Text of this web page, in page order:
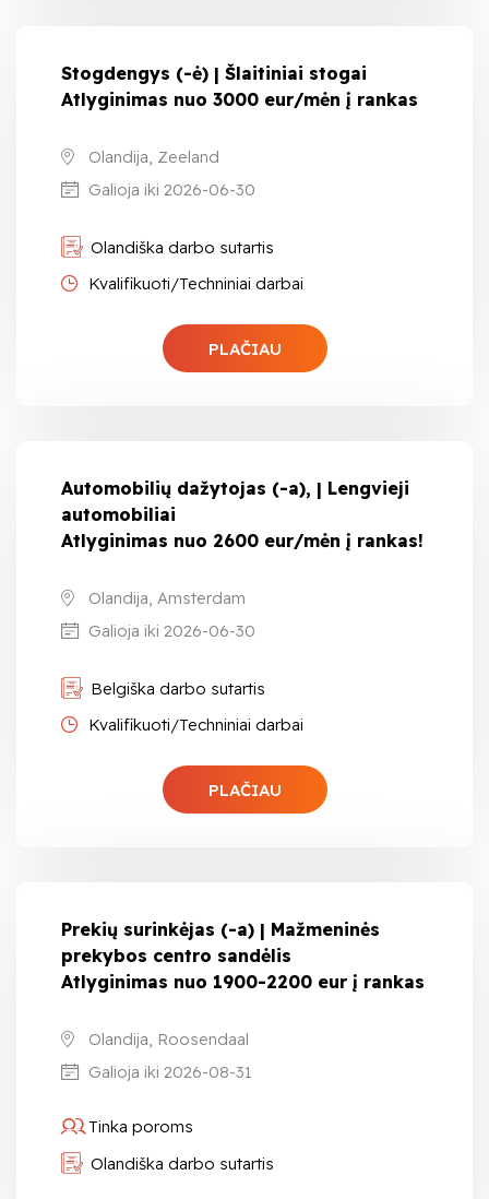
Stogdengys (-ė) | Šlaitiniai stogai
Atlyginimas nuo 3000 eur/mėn į rankas
Olandija, Zeeland
Galioja iki 2026-06-30
Olandiška darbo sutartis
Kvalifikuoti/Techniniai darbai
PLAČIAU
Automobilių dažytojas (-a), | Lengvieji
automobiliai
Atlyginimas nuo 2600 eur/mėn į rankas!
Olandija, Amsterdam
Galioja iki 2026-06-30
Belgiška darbo sutartis
Kvalifikuoti/Techniniai darbai
PLAČIAU
Prekių surinkėjas (-a) | Mažmeninės
prekybos centro sandėlis
Atlyginimas nuo 1900-2200 eur į rankas
Olandija, Roosendaal
Galioja iki 2026-08-31
Tinka poroms
Olandiška darbo sutartis